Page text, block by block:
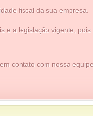
fiscal da sua empresa.
e a legislação vigente,
contato com nossa